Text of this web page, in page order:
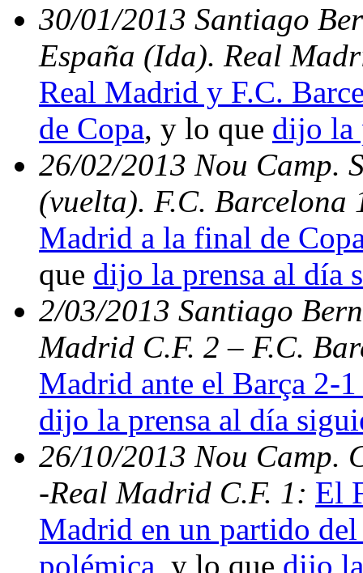
30/01/2013 Santiago
España (Ida). Real
Real Madrid y F.C.
de Copa, y lo que dijo la
26/02/2013 Nou Camp.
(vuelta). F.C.
Madrid a la final de
que dijo la prensa al día
2/03/2013 Santiago
Madrid C.F. 2 – F.C.
Madrid ante el Barça 2-
dijo la prensa al día
26/10/2013 Nou Camp.
-Real Madrid C.F. 1: El
Madrid en un partido
polémica, y lo que dijo